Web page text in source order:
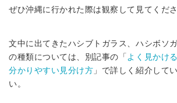
ぜひ沖縄に行かれた際は観察して見てくださ
文中に出てきたハシブトガラス、ハシボソ
の種類については、別記事の「 よく見かけ
分かりやすい見分け方 」で詳しく紹介して
い。